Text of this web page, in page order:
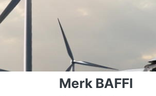
Merk BAFFI